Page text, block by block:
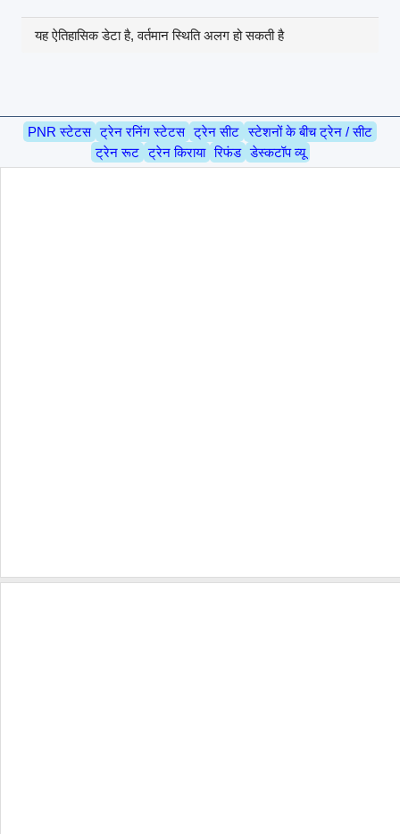
यह ऐतिहासिक डेटा है, वर्तमान स्थिति अलग हो सकती है
PNR स्टेटस ट्रेन रनिंग स्टेटस ट्रेन सीट स्टेशनों के बीच ट्रेन / सीट
ट्रेन रूट ट्रेन किराया रिफंड डेस्कटॉप व्यू